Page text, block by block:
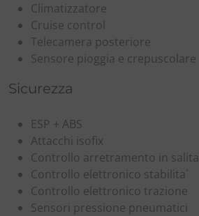
Climatizzatore
Cruise control
Telecamera posteriore
Sensore pioggia e crepuscolare
Sicurezza
ESP + ABS
Attacchi isofix
Controllo arretramento in salita
Controllo elettronico stabilita`
Controllo elettronico trazione
Sensori pressione pneumatici